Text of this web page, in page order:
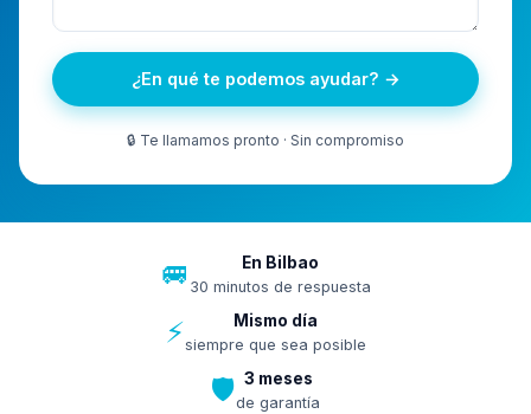
¿En qué te podemos ayudar? →
🔒 Te llamamos pronto · Sin compromiso
🚐 En Bilbao
30 minutos de respuesta
⚡ Mismo día
siempre que sea posible
🛡️ 3 meses
de garantía